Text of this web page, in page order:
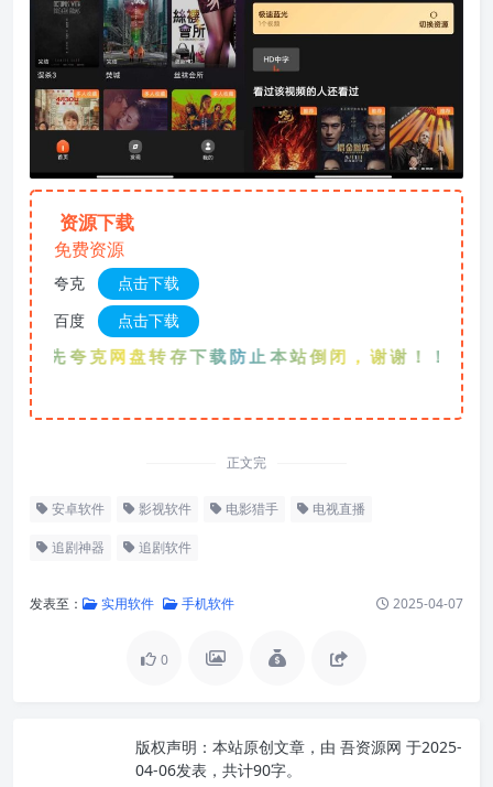
资源下载
免费资源
夸克
点击下载
百度
点击下载
先夸克网盘转存下载防止本站倒闭，谢谢！！！
正文完
安卓软件 影视软件 电影猎手 电视直播
追剧神器 追剧软件
发表至： 实用软件 手机软件 2025-04-07
0
版权声明： 本站原创文章，由 吾资源网 于2025-
04-06发表，共计90字。